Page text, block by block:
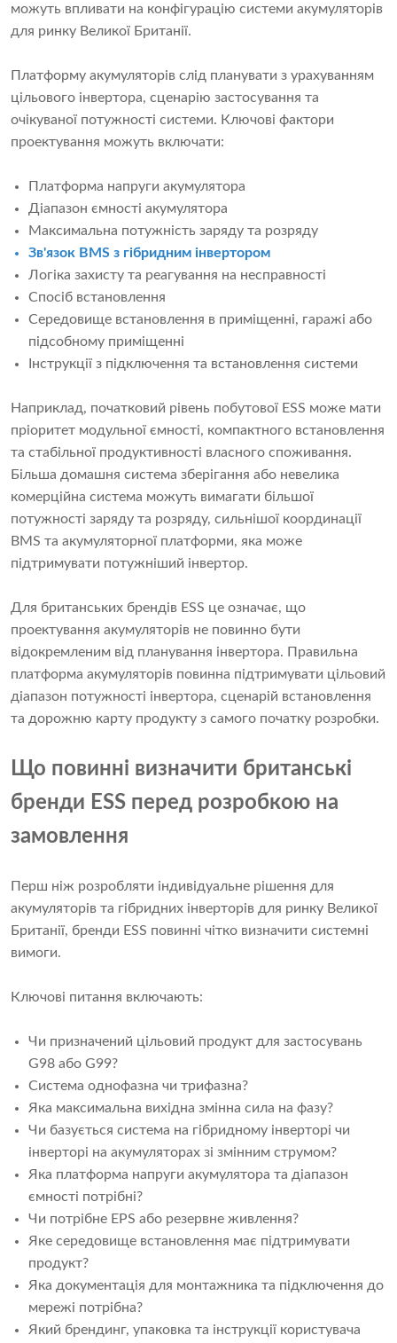
можуть впливати на конфігурацію системи акумуляторів
для ринку Великої Британії.
Платформу акумуляторів слід планувати з урахуванням
цільового інвертора, сценарію застосування та
очікуваної потужності системи. Ключові фактори
проектування можуть включати:
Платформа напруги акумулятора
Діапазон ємності акумулятора
Максимальна потужність заряду та розряду
Зв'язок BMS з гібридним інвертором
Логіка захисту та реагування на несправності
Спосіб встановлення
Середовище встановлення в приміщенні, гаражі або
підсобному приміщенні
Інструкції з підключення та встановлення системи
Наприклад, початковий рівень побутової ESS може мати
пріоритет модульної ємності, компактного встановлення
та стабільної продуктивності власного споживання.
Більша домашня система зберігання або невелика
комерційна система можуть вимагати більшої
потужності заряду та розряду, сильнішої координації
BMS та акумуляторної платформи, яка може
підтримувати потужніший інвертор.
Для британських брендів ESS це означає, що
проектування акумуляторів не повинно бути
відокремленим від планування інвертора. Правильна
платформа акумуляторів повинна підтримувати цільовий
діапазон потужності інвертора, сценарій встановлення
та дорожню карту продукту з самого початку розробки.
Що повинні визначити британські
бренди ESS перед розробкою на
замовлення
Перш ніж розробляти індивідуальне рішення для
акумуляторів та гібридних інверторів для ринку Великої
Британії, бренди ESS повинні чітко визначити системні
вимоги.
Ключові питання включають:
Чи призначений цільовий продукт для застосувань
G98 або G99?
Система однофазна чи трифазна?
Яка максимальна вихідна змінна сила на фазу?
Чи базується система на гібридному інверторі чи
інверторі на акумуляторах зі змінним струмом?
Яка платформа напруги акумулятора та діапазон
ємності потрібні?
Чи потрібне EPS або резервне живлення?
Яке середовище встановлення має підтримувати
продукт?
Яка документація для монтажника та підключення до
мережі потрібна?
Який брендинг, упаковка та інструкції користувача